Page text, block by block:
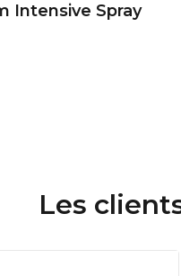
Intensive Spray
Les